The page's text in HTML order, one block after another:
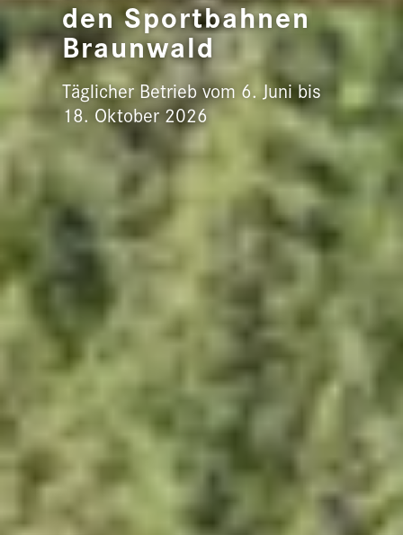
den Sportbahnen
Braunwald
Täglicher Betrieb vom 6. Juni bis
18. Oktober 2026